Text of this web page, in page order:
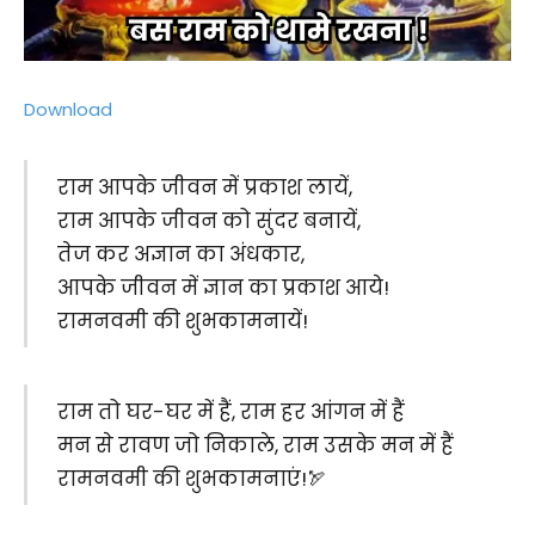
Download
राम आपके जीवन में प्रकाश लायें,
राम आपके जीवन को सुंदर बनायें,
तेज कर अज्ञान का अंधकार,
आपके जीवन में ज्ञान का प्रकाश आये!
रामनवमी की शुभकामनायें!
राम तो घर-घर में हैं, राम हर आंगन में हैं
मन से रावण जो निकाले, राम उसके मन में हैं
रामनवमी की शुभकामनाएं!🏹